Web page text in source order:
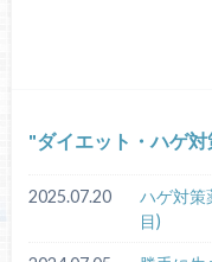
ダイエット・ハゲ対
2025.07.20
ハゲ対策
目)